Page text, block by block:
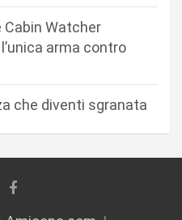
Watcher
arma contro
che diventi sgranata